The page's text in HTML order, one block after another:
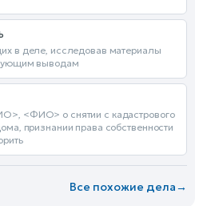
в деле, исследовав материалы
выводам
<ФИО> о снятии с кадастрового
признании права собственности
Все похожие дела→